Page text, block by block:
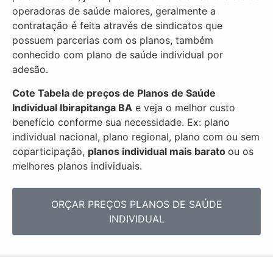
operadoras de saúde maiores, geralmente a
contratação é feita através de sindicatos que
possuem parcerias com os planos, também
conhecido com plano de saúde individual por
adesão.
Cote Tabela de preços de Planos de Saúde
Individual Ibirapitanga BA e veja o melhor custo
benefício conforme sua necessidade. Ex: plano
individual nacional, plano regional, plano com ou sem
coparticipação, planos individual mais barato ou os
melhores planos individuais.
ORÇAR PREÇOS PLANOS DE SAÚDE
INDIVIDUAL